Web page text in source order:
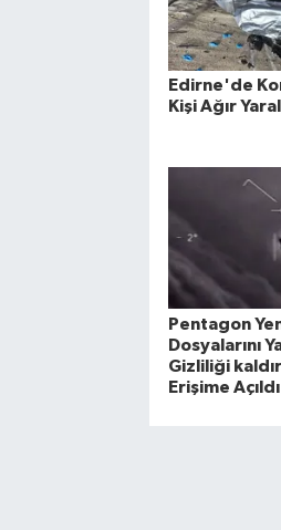
Edirne'de
Kişi Ağır
Pentagon
Dosyalarını
Gizliliği
Erişime Açıldı